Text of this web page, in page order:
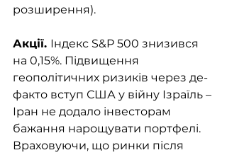
розширення).
Акції. Індекс S&P 500 знизився
на 0,15%. Підвищення
геополітичних ризиків через де-
факто вступ США у війну Ізраїль –
Іран не додало інвесторам
бажання нарощувати портфелі.
Враховуючи, що ринки після